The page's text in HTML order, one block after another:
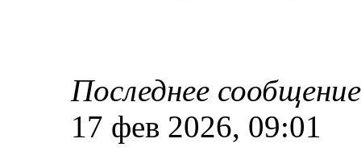
Последнее
17 фев 2026, 09:01